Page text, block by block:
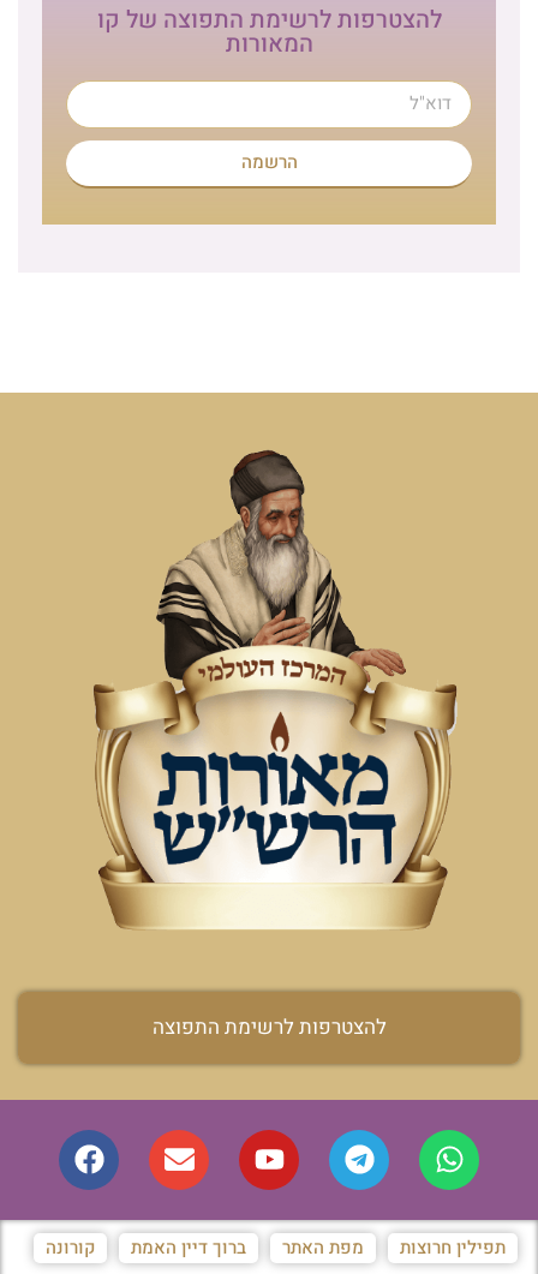
להצטרפות לרשימת התפוצה של קו
המאורות
הרשמה
להצטרפות לרשימת התפוצה
תפילין חרוצות מפת האתר ברוך דיין האמת קורונה